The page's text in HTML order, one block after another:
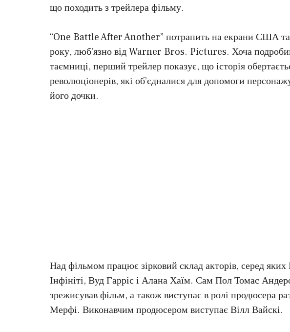
що походить з трейлера фільму.
“One Battle After Another” потрапить на екрани США
року, люб’язно від Warner Bros. Pictures. Хоча
таємниці, перший трейлер показує, що історія
революціонерів, які об’єдналися для допомоги
його дочки.
Над фільмом працює зірковий склад акторів, серед
Інфініті, Вуд Гарріс і Алана Хаїм. Сам Пол Томас
зрежисував фільм, а також виступає в ролі продюсера
Мерфі. Виконавчим продюсером виступає Вілл Вайскі.